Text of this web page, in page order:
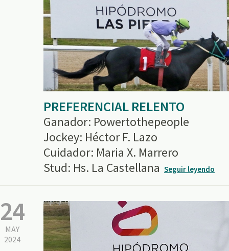
PREFERENCIAL RELENTO
Ganador: Powertothepeople
Jockey: Héctor F. Lazo
Cuidador: Maria X. Marrero
Stud: Hs. La Castellana Seguir leyendo
24
MAY
2024